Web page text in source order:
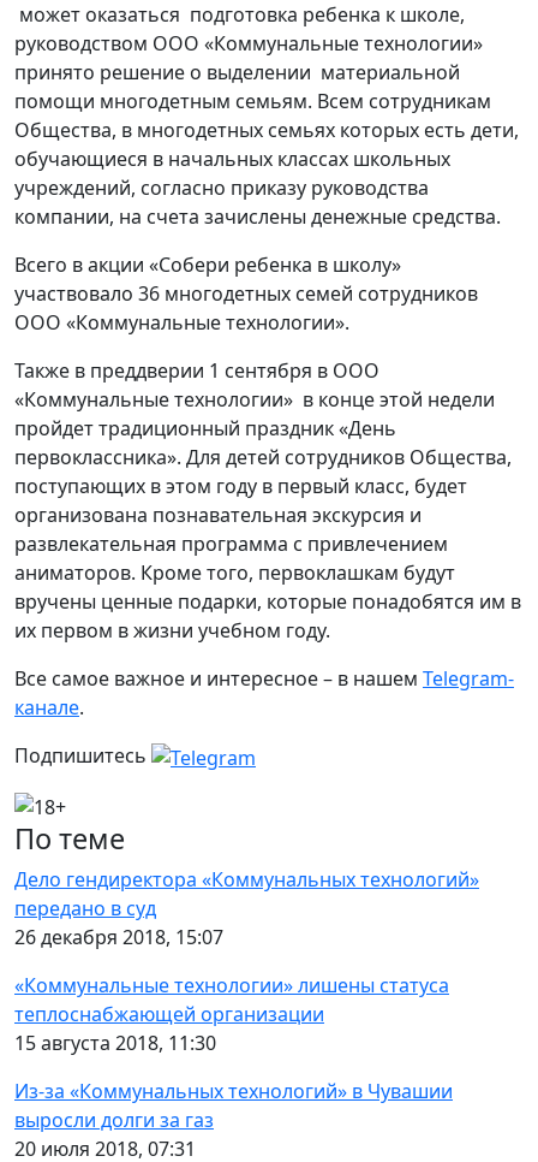
может оказаться подготовка ребенка к школе,
руководством ООО «Коммунальные технологии»
принято решение о выделении материальной
помощи многодетным семьям. Всем сотрудникам
Общества, в многодетных семьях которых есть дети,
обучающиеся в начальных классах школьных
учреждений, согласно приказу руководства
компании, на счета зачислены денежные средства.
Всего в акции «Собери ребенка в школу»
участвовало 36 многодетных семей сотрудников
ООО «Коммунальные технологии».
Также в преддверии 1 сентября в ООО
«Коммунальные технологии» в конце этой недели
пройдет традиционный праздник «День
первоклассника». Для детей сотрудников Общества,
поступающих в этом году в первый класс, будет
организована познавательная экскурсия и
развлекательная программа с привлечением
аниматоров. Кроме того, первоклашкам будут
вручены ценные подарки, которые понадобятся им в
их первом в жизни учебном году.
Все самое важное и интересное – в нашем Telegram-
канале.
Подпишитесь
По теме
Дело гендиректора «Коммунальных технологий»
передано в суд
26 декабря 2018, 15:07
«Коммунальные технологии» лишены статуса
теплоснабжающей организации
15 августа 2018, 11:30
Из-за «Коммунальных технологий» в Чувашии
выросли долги за газ
20 июля 2018, 07:31